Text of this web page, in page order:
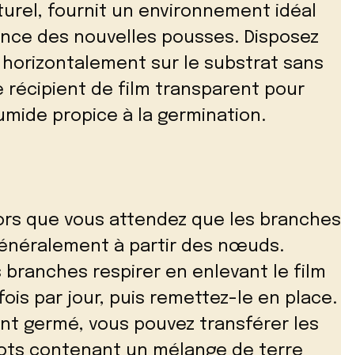
fournit un environnement idéal
des nouvelles pousses. Disposez
horizontalement sur le substrat sans
récipient de film transparent pour
propice à la germination.
que vous attendez que les branches
à partir des nœuds.
branches respirer en enlevant le film
par jour, puis remettez-le en place.
germé, vous pouvez transférer les
contenant un mélange de terre